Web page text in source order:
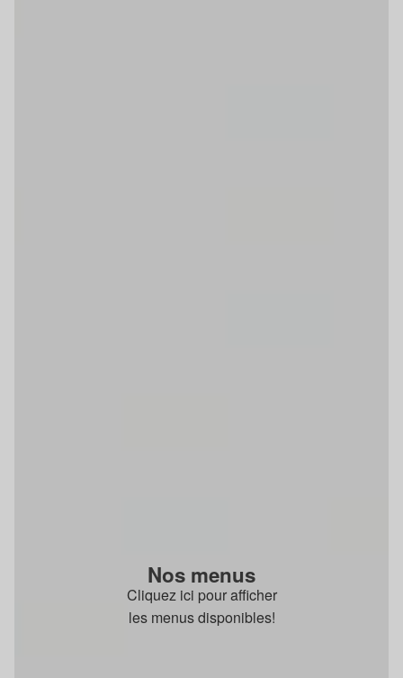
Nos menus
Cliquez ici pour afficher
les menus disponibles!